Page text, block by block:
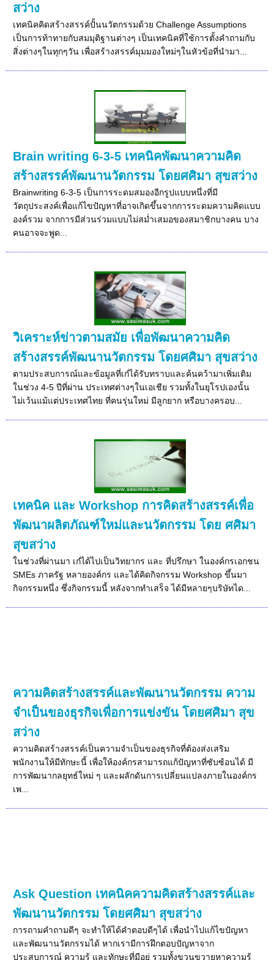
สว่าง
เทคนิคคิดสร้างสรรค์ปั้นนวัตกรรมด้วย Challenge Assumptions
เป็นการท้าทายกับสมมุติฐานต่างๆ เป็นเทคนิคที่ใช้การตั้งคำถามกับ
สิ่งต่างๆในทุกๆวัน เพื่อสร้างสรรค์มุมมองใหม่ๆในหัวข้อที่นำมา...
Brain writing 6-3-5 เทคนิคพัฒนาความคิด
สร้างสรรค์พัฒนานวัตกรรม โดยศศิมา สุขสว่าง
Brainwriting 6-3-5 เป็นการระดมสมองอีกรูปแบบหนึ่งที่มี
วัตถุประสงค์เพื่อแก้ไขปัญหาที่อาจเกิดขึ้นจากการระดมความคิดแบบ
องค์รวม จากการมีส่วนร่วมแบบไม่สม่ำเสมอของสมาชิกบางคน บาง
คนอาจจะพูด...
วิเคราะห์ข่าวตามสมัย เพื่อพัฒนาความคิด
สร้างสรรค์พัฒนานวัตกรรม โดยศศิมา สุขสว่าง
ตามประสบการณ์และข้อมูลที่เก๋ได้รับทราบและค้นคว้ามาเพิ่มเติม
ในช่วง 4-5 ปีที่ผ่าน ประเทศต่างๆในเอเชีย รวมทั้งในยุโรปเองนั้น
ไม่เว้นแม้แต่ประเทศไทย ที่คนรุ่นใหม่ มีลูกยาก หรือบางครอบ...
เทคนิค และ Workshop การคิดสร้างสรรค์เพื่อ
พัฒนาผลิตภัณฑ์ใหม่และนวัตกรรม โดย ศศิมา
สุขสว่าง
ในช่วงที่ผ่านมา เก๋ได้ไปเป็นวิทยากร และ ที่ปรึกษา ในองค์กรเอกชน
SMEs ภาครัฐ หลายองค์กร และได้คิดกิจกรรม Workshop ขึ้นมา
กิจกรรมหนึ่ง ซึ่งกิจกรรมนี้ หลังจากทำเสร็จ ได้มีหลายๆบริษัทได...
ความคิดสร้างสรรค์และพัฒนานวัตกรรม ความ
จำเป็นของธุรกิจเพื่อการแข่งขัน โดยศศิมา สุข
สว่าง
ความคิดสร้างสรรค์เป็นความจำเป็นของธุรกิจที่ต้องส่งเสริม
พนักงานให้มีทักษะนี้ เพื่อให้องค์กรสามารถแก้ปัญหาที่ซับซ้อนได้ มี
การพัฒนากลยุทธ์ใหม่ ๆ และผลักดันการเปลี่ยนแปลงภายในองค์กร
เพ...
Ask Question เทคนิคความคิดสร้างสรรค์และ
พัฒนานวัตกรรม โดยศศิมา สุขสว่าง
การถามคำถามดีๆ จะทำให้ได้คำตอบดีๆได้ เพื่อนำไปแก้ไขปัญหา
และพัฒนานวัตกรรมได้ หากเรามีการฝึกตอบปัญหาจาก
ประสบการณ์ ความรู้ และทักษะที่มีอยู่ รวมทั้งขวนขวายหาความรู้